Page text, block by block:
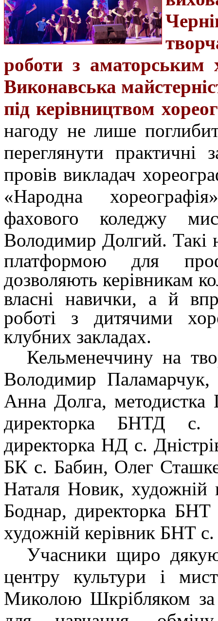
роботи з аматорським
Виконавська
під керівництвом
нагоду не лише
переглянути
провів викладач
«Народна
фахового коледжу
Володимир Долгий. Такі
платформою для
дозволяють керівникам
власні навички, а й
роботі з дитячими
клубних закладах.
Кельменеччину на
Володимир
Анна Долга,
директорка БНТД с.
директорка НД с.
БК с. Бабин, Олег
Наталя Новик, художній
Боднар, директорка
художній керівник БНТ
Учасники щиро
центру культури і
Миколою Шкрібляком за